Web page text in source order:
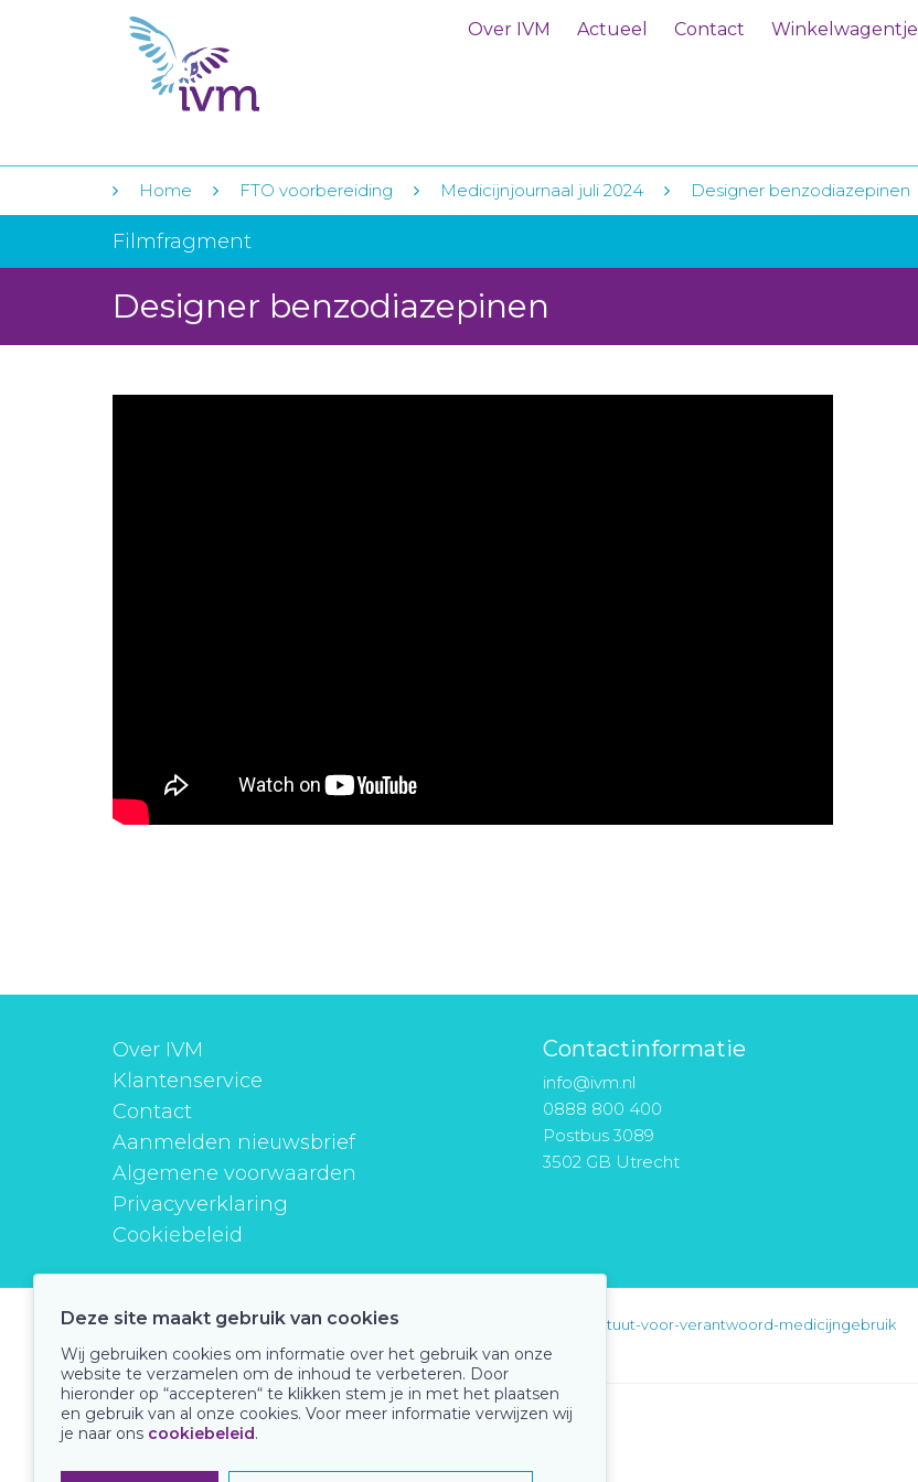
Over IVM Actueel Contact Winkelwagentje
Home FTO voorbereiding Medicijnjournaal juli 2024 Designer benzodiazepinen
Filmfragment
Designer benzodiazepinen
Over IVM
Klantenservice
Contact
Aanmelden nieuwsbrief
Algemene voorwaarden
Privacyverklaring
Cookiebeleid
Contactinformatie
info@ivm.nl
0888 800 400
Postbus 3089
3502 GB Utrecht
instituutverantwoordmedicijngebruik instituut-voor-verantwoord-medicijngebruik
Onze keurmerken
Deze site maakt gebruik van cookies
Wij gebruiken cookies om informatie over het gebruik van onze
website te verzamelen om de inhoud te verbeteren. Door
hieronder op “accepteren“ te klikken stem je in met het plaatsen
en gebruik van al onze cookies. Voor meer informatie verwijzen wij
je naar ons cookiebeleid.